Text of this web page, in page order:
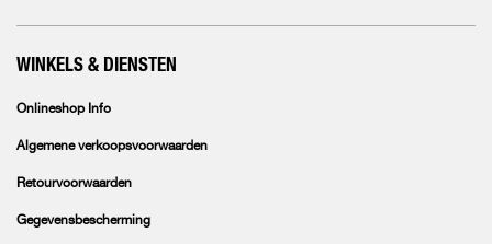
WINKELS & DIENSTEN
Onlineshop Info
Algemene verkoopsvoorwaarden
Retourvoorwaarden
Gegevensbescherming